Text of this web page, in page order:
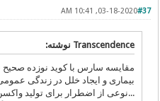
#37
03-18-2020, 10:41 AM
Transcendence نوشته:
مقایسه سارس با کوید نوزده
بیماری و ایجاد خلل در زندگی
...نوعی از اضطرار برای تولید